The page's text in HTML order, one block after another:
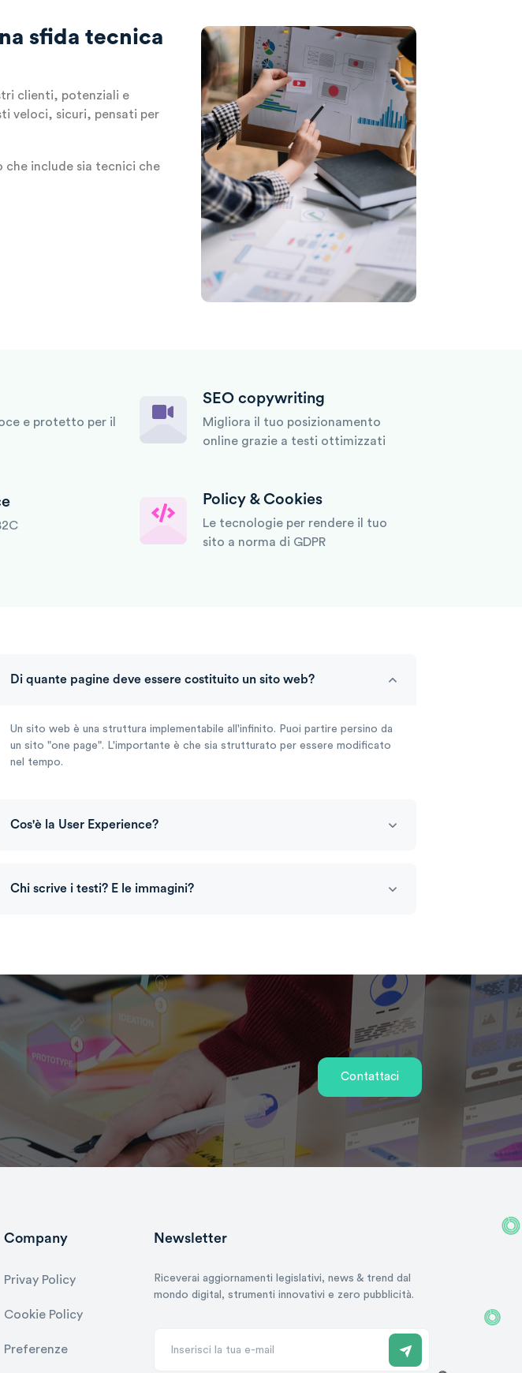
sfida tecnica
clienti, potenziali e
veloci, sicuri, pensati per
che include sia tecnici che
e protetto per il
SEO copywriting
Migliora il tuo posizionamento
online grazie a testi ottimizzati
Policy & Cookies
Le tecnologie per rendere il tuo
sito a norma di GDPR
Di quante pagine deve essere costituito un sito web?
Un sito web è una struttura implementabile all'infinito. Puoi partire persino da
un sito "one page". L'importante è che sia strutturato per essere modificato
nel tempo.
Cos'è la User Experience?
Chi scrive i testi? E le immagini?
Contattaci
Company
Privay Policy
Cookie Policy
Preferenze
Newsletter
Riceverai aggiornamenti legislativi, news & trend dal
mondo digital, strumenti innovativi e zero pubblicità.